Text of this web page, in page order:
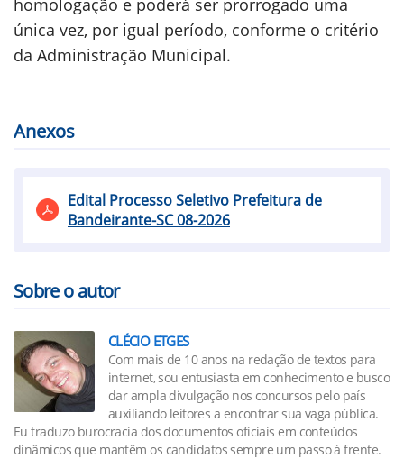
homologação e poderá ser prorrogado uma
única vez, por igual período, conforme o critério
da Administração Municipal.
Anexos
Edital Processo Seletivo Prefeitura de
Bandeirante-SC 08-2026
Sobre o autor
CLÉCIO ETGES
Com mais de 10 anos na redação de textos para
internet, sou entusiasta em conhecimento e busco
dar ampla divulgação nos concursos pelo país
auxiliando leitores a encontrar sua vaga pública.
Eu traduzo burocracia dos documentos oficiais em conteúdos
dinâmicos que mantêm os candidatos sempre um passo à frente.